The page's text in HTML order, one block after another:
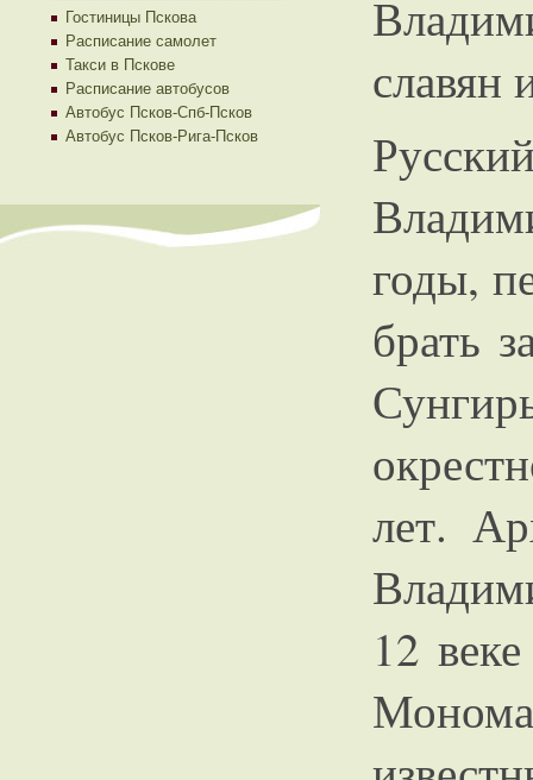
Гостиницы Пскова
Расписание самолет
Такси в Пскове
Расписание автобусов
Автобус Псков-Спб-Псков
Автобус Псков-Рига-Псков
славян
годы,
брать
лет.
12